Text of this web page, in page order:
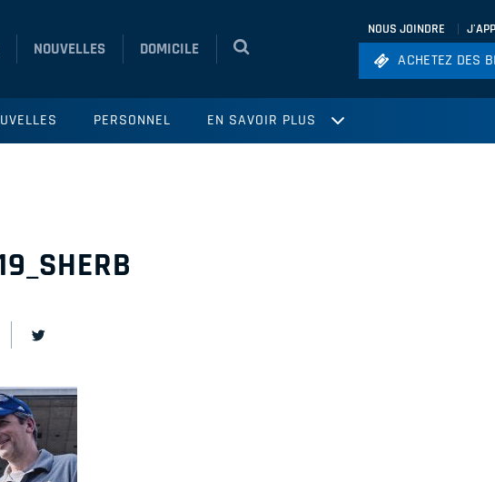
NOUVELLES DOMICILE
NOUS JOINDRE
ACHETEZ DES
ACHETEZ DES
PERSONNEL EN SAVOIR PLUS